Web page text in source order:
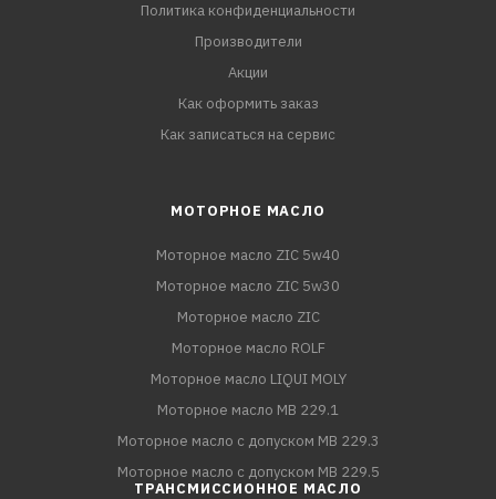
Политика конфиденциальности
Производители
Акции
Как оформить заказ
Как записаться на сервис
МОТОРНОЕ МАСЛО
Моторное масло ZIC 5w40
Моторное масло ZIC 5w30
Моторное масло ZIC
Моторное масло ROLF
Моторное масло LIQUI MOLY
Моторное масло MB 229.1
Моторное масло с допуском MB 229.3
Моторное масло с допуском MB 229.5
ТРАНСМИССИОННОЕ МАСЛО